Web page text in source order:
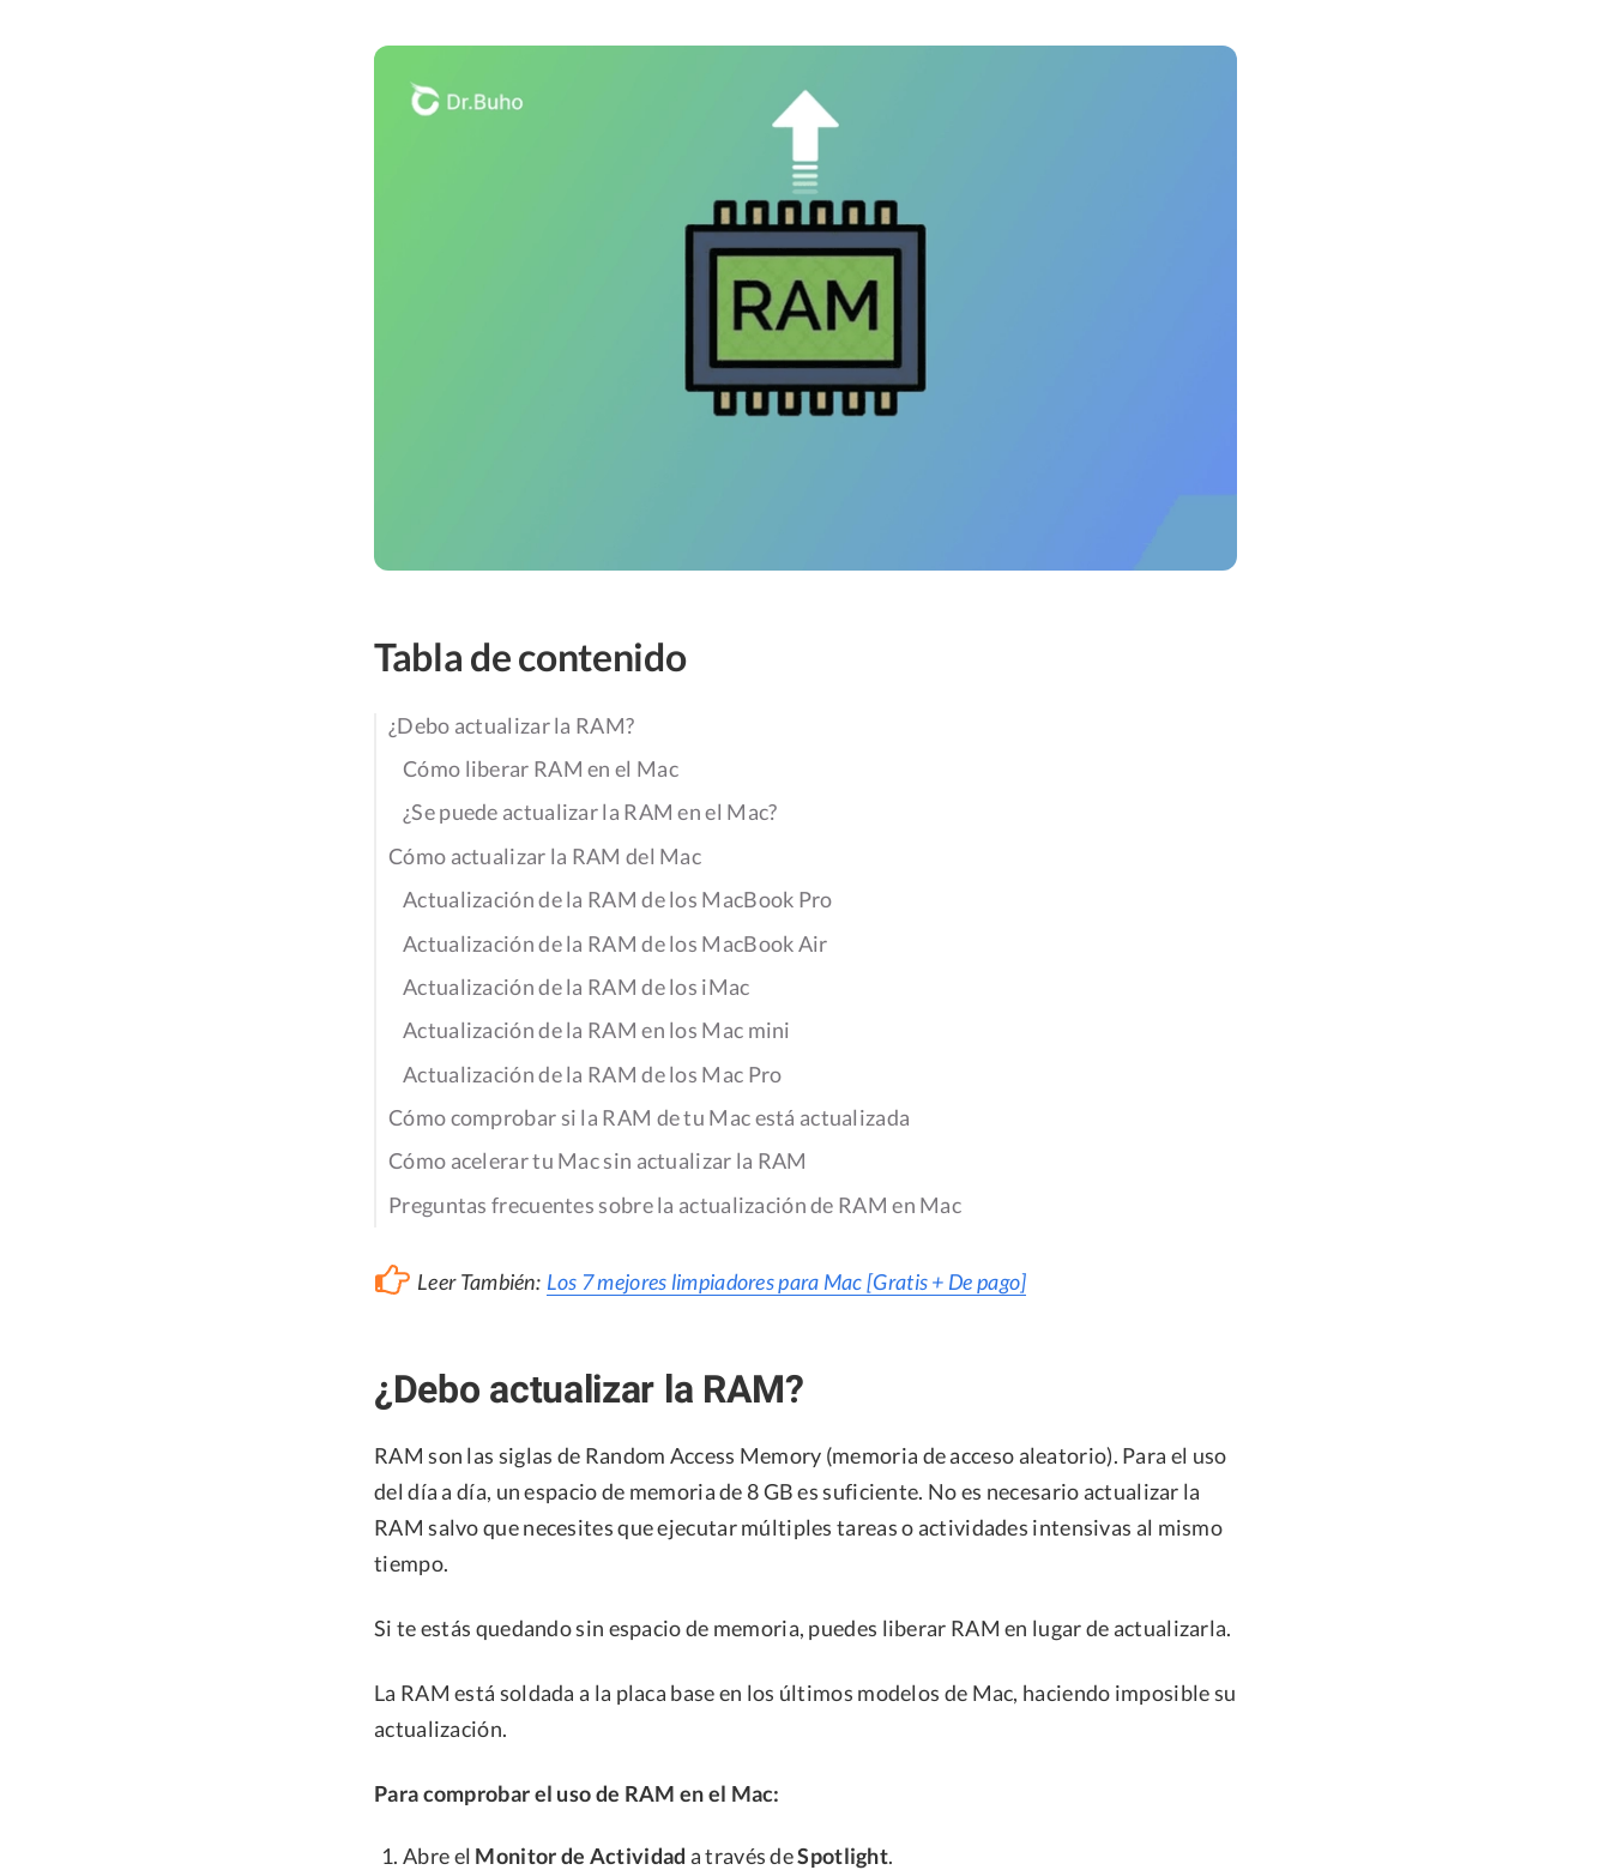
Tabla de contenido
¿Debo actualizar la RAM?
Cómo liberar RAM en el Mac
¿Se puede actualizar la RAM en el Mac?
Cómo actualizar la RAM del Mac
Actualización de la RAM de los MacBook Pro
Actualización de la RAM de los MacBook Air
Actualización de la RAM de los iMac
Actualización de la RAM en los Mac mini
Actualización de la RAM de los Mac Pro
Cómo comprobar si la RAM de tu Mac está actualizada
Cómo acelerar tu Mac sin actualizar la RAM
Preguntas frecuentes sobre la actualización de RAM en Mac
Leer También: Los 7 mejores limpiadores para Mac [Gratis + De pago]
¿Debo actualizar la RAM?
RAM son las siglas de Random Access Memory (memoria de acceso aleatorio). Para el uso
del día a día, un espacio de memoria de 8 GB es suficiente. No es necesario actualizar la
RAM salvo que necesites que ejecutar múltiples tareas o actividades intensivas al mismo
tiempo.
Si te estás quedando sin espacio de memoria, puedes liberar RAM en lugar de actualizarla.
La RAM está soldada a la placa base en los últimos modelos de Mac, haciendo imposible su
actualización.
Para comprobar el uso de RAM en el Mac:
Abre el Monitor de Actividad a través deSpotlight.